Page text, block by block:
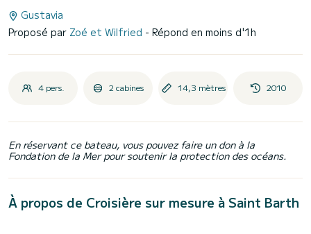
Gustavia
Proposé par Zoé et Wilfried - Répond en moins d'1h
4 pers. 2 cabines 14,3 mètres 2010
En réservant ce bateau, vous pouvez faire un don à la
Fondation de la Mer pour soutenir la protection des océans.
À propos de Croisière sur mesure à Saint Barth